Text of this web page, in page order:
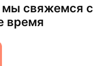
мы свяжемся с
время